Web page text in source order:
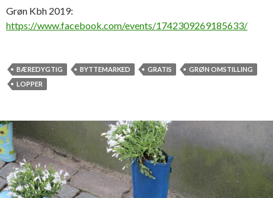
Grøn Kbh 2019:
https://www.facebook.com/events/1742309269185633/
BÆREDYGTIG BYTTEMARKED GRATIS
GRØN OMSTILLING
LOPPER